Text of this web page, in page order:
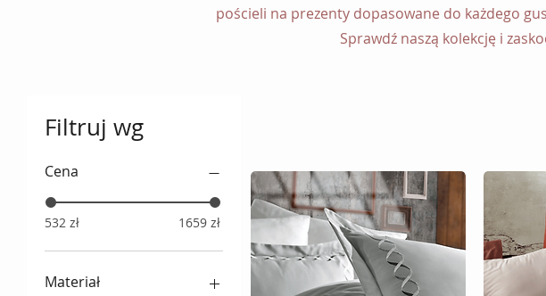
pościeli na prezenty dopasowane do każdego
Sprawdź naszą kolekcję i
Filtruj wg
Cena
532 zł 1659 zł
Materiał